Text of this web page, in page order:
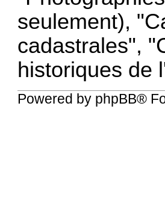
seulement),
cadastrales",
historiques de
Powered by phpBB®